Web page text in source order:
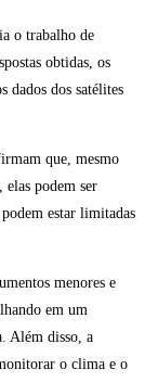
o trabalho de
obtidas, os
dados dos satélites
que, mesmo
elas podem ser
estar limitadas
menores e
em um
Além disso, a
o clima e o